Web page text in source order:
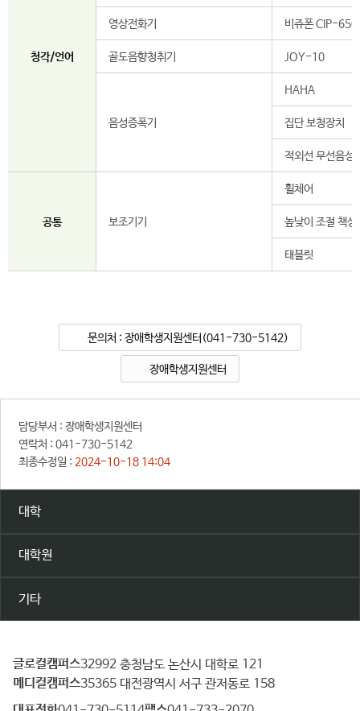
청각/언어
영상전화기 비쥬폰 CIP-
골도음향청취기 JOY-10
음성증폭기
HAHA
집단 보청장치
적외선 무선음성
공통 보조기기
휠체어
높낮이 조절 책상
태블릿
문의처 : 장애학생지원센터(041-730-5142)
장애학생지원센터
담당부서 : 장애학생지원센터
연락처 : 041-730-5142
최종수정일 : 2024-10-18 14:04
대학
대학원
기타
건
양
대
글로컬캠퍼스 32992 충청남도 논산시 대학로 121
메디컬캠퍼스 35365 대전광역시 서구 관저동로 158